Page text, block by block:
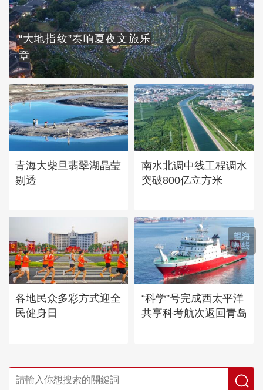
“大地指纹”奏响夏夜文旅乐
章
青海大柴旦翡翠湖晶莹
剔透
南水北调中线工程调水
突破800亿立方米
各地民众多彩方式迎全
民健身日
“科学”号完成西太平洋
共享科考航次返回青岛